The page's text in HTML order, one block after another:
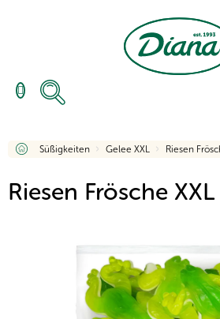
Startseite
Süßigkeiten Gelee XXL Riesen
Riesen Frösche